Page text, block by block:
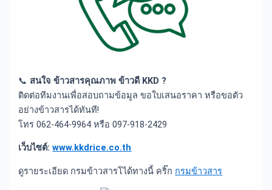
📞 สนใจ ข้าวสารคุณภาพ ข้าวดี KKD ?
ติดต่อทีมงานเพื่อสอบถามข้อมูล ขอใบเสนอราคา หรือขอตัว
อย่างข้าวสารได้ทันที!
โทร 062-464-9964 หรือ 097-918-2429
เว็บไซต์:www.kkdrice.co.th
ดูรายระเอียด กรมข้าวสารโได้ทางนี้ คริ๊ก กรมข้าวสาร